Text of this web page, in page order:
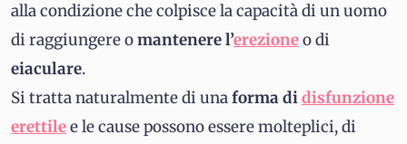
alla condizione che colpisce la capacità di un uomo
di raggiungere omantenere l’erezioneo di
eiaculare.
Si tratta naturalmente di unaforma didisfunzione
erettilee le cause possono essere molteplici, di